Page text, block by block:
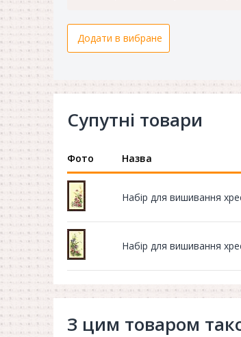
Додати в вибране
Супутні товари
Фото Назва
Набір для вишивання
Набір для вишивання
З цим товаром